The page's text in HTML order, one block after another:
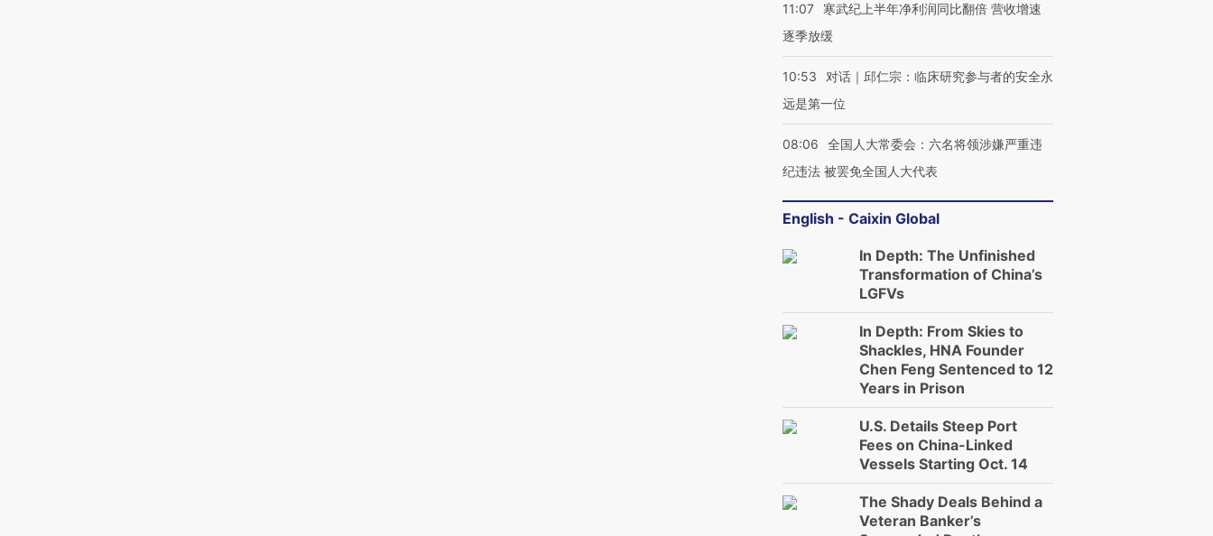
11:07
寒武纪上半年净利润同比翻倍 营收增速
逐季放缓
10:53
对话｜邱仁宗：临床研究参与者的安全永
远是第一位
08:06
全国人大常委会：六名将领涉嫌严重违
纪违法 被罢免全国人大代表
English - Caixin Global
In Depth: The Unfinished
Transformation of China’s
LGFVs
In Depth: From Skies to
Shackles, HNA Founder
Chen Feng Sentenced to 12
Years in Prison
U.S. Details Steep Port
Fees on China-Linked
Vessels Starting Oct. 14
The Shady Deals Behind a
Veteran Banker’s